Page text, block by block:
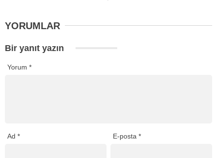
YORUMLAR
Bir yanıt yazın
Yorum *
Ad * E-posta*